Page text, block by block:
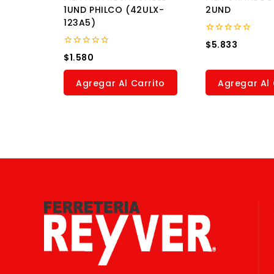
1UND PHILCO (42ULX-
123A5)
0
out
of
$1.580
Agregar Al Carrito
2UND
0
out
$5.833
Agregar Al